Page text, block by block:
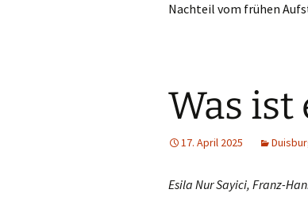
Nachteil vom frühen
Was ist
17. April 2025
Esila Nur Sayici, Franz-